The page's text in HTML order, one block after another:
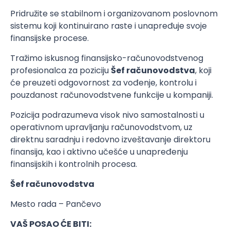
Pridružite se stabilnom i organizovanom poslovnom
sistemu koji kontinuirano raste i unapređuje svoje
finansijske procese.
Tražimo iskusnog finansijsko-računovodstvenog
profesionalca za pozicijuŠef računovodstva, koji
će preuzeti odgovornost za vođenje, kontrolu i
pouzdanost računovodstvene funkcije u kompaniji.
Pozicija podrazumeva visok nivo samostalnosti u
operativnom upravljanju računovodstvom, uz
direktnu saradnju i redovno izveštavanje direktoru
finansija, kao i aktivno učešće u unapređenju
finansijskih i kontrolnih procesa.
Šef računovodstva
Mesto rada – Pančevo
VAŠ POSAO ĆE BITI: